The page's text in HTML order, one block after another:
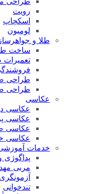
رویت
اسکچاپ
لومیون
طلا و
ساخت
تعمیرات
طراحی
طراحی
عکاسی
عکاسی
عکاسی
عکاسی
عکاسی
خدمات
مربی
آزمونگری
تندخوانی